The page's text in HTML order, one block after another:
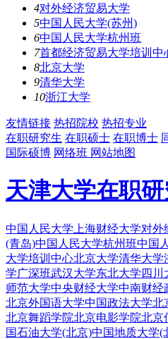
4对外经济贸易大学
5中国人民大学(苏州)
6中国人民大学杭州班
7首都经济贸易大学培训中
8北京大学
9清华大学
10浙江大学
友情链接 热招院校 热招专业
在职研究生 在职硕士 在职博士
国际硕博 网络班 网站地图
天津大学在职
中国人民大学 上海财经大学对外
(青岛)中国人民大学杭州班中国
大学培训中心北京大学清华大学
学广深班武汉大学东北大学 四川
师范大学中央财经大学中南财经
北京外国语大学中国政法大学北
北京舞蹈学院北京电影学院北京
国石油大学(北京)中国地质大学(